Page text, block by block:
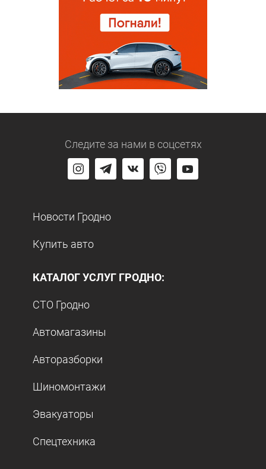
Следите за нами в соцсетях
Новости Гродно
Купить авто
КАТАЛОГ УСЛУГ ГРОДНО:
СТО Гродно
Автомагазины
Авторазборки
Шиномонтажи
Эвакуаторы
Спецтехника